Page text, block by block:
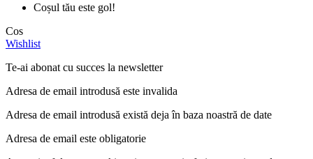
Coșul tău este gol!
Cos
Wishlist
Te-ai abonat cu succes la newsletter
Adresa de email introdusă este invalida
Adresa de email introdusă există deja în baza noastră de date
Adresa de email este obligatorie